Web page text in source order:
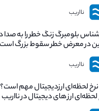
نااریب
بلومبرگ زنگ خطر را به صدا
در معرض خطر سقوط بزرگ است
نااریب
نرخ لحظه‌ای ارزدیجیتال مهم
لحظه‌ای ارز های دیجیتال در نااریب